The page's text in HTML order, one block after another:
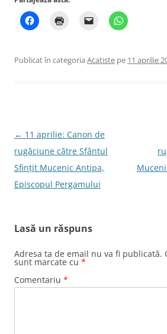
Publicat în categoria Acatiste pe 11 aprilie
Navigare
în
articole
← 11 aprilie: Canon de
rugăciune către Sfântul
Sfinţit Mucenic Antipa,
Episcopul Pergamului
Lasă un răspuns
Adresa ta de email nu va fi publicată.
sunt marcate cu *
Comentariu *